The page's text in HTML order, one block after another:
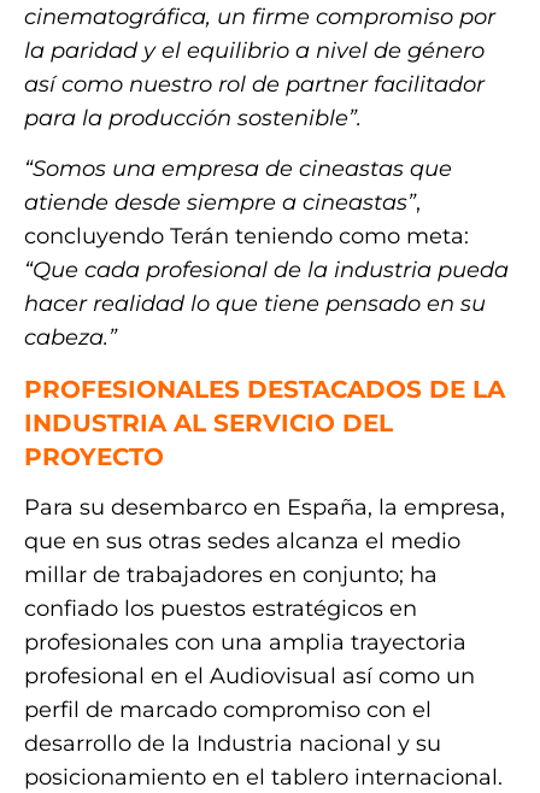
cinematográfica, un firme compromiso por
la paridad y el equilibrio a nivel de género
así como nuestro rol de partner facilitador
para la producción sostenible”.
“Somos una empresa de cineastas que
atiende desde siempre a cineastas”,
concluyendo Terán teniendo como meta:
“Que cada profesional de la industria pueda
hacer realidad lo que tiene pensado en su
cabeza.”
PROFESIONALES DESTACADOS DE LA
INDUSTRIA AL SERVICIO DEL
PROYECTO
Para su desembarco en España, la empresa,
que en sus otras sedes alcanza el medio
millar de trabajadores en conjunto; ha
confiado los puestos estratégicos en
profesionales con una amplia trayectoria
profesional en el Audiovisual así como un
perfil de marcado compromiso con el
desarrollo de la Industria nacional y su
posicionamiento en el tablero internacional.